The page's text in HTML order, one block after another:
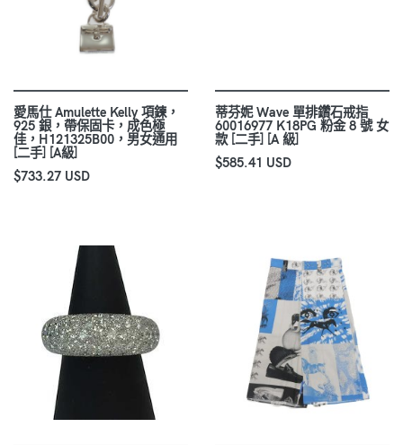
愛馬仕 Amulette Kelly 項鍊，
925 銀，帶保固卡，成色極
佳，H121325B00，男女通用
[二手] [A級]
$733.27 USD
蒂芬妮 Wave 單排鑽石戒指
60016977 K18PG 粉金 8 號 女
款 [二手] [A 級]
$585.41 USD